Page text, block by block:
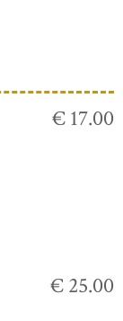
€ 17.00
€ 25.00